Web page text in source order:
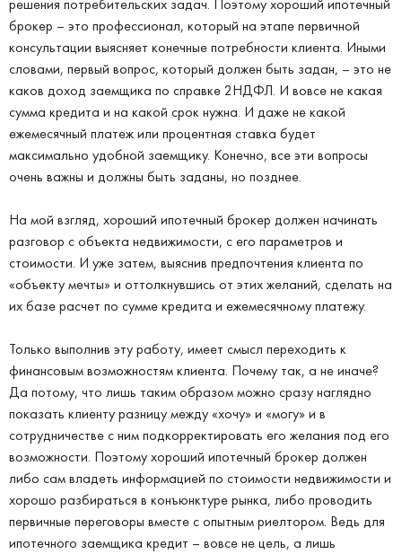
решения потребительских задач. Поэтому хороший ипотечный
брокер – это профессионал, который на этапе первичной
консультации выясняет конечные потребности клиента. Иными
словами, первый вопрос, который должен быть задан, – это не
каков доход заемщика по справке 2НДФЛ. И вовсе не какая
сумма кредита и на какой срок нужна. И даже не какой
ежемесячный платеж или процентная ставка будет
максимально удобной заемщику. Конечно, все эти вопросы
очень важны и должны быть заданы, но позднее.
На мой взгляд, хороший ипотечный брокер должен начинать
разговор с объекта недвижимости, с его параметров и
стоимости. И уже затем, выяснив предпочтения клиента по
«объекту мечты» и оттолкнувшись от этих желаний, сделать на
их базе расчет по сумме кредита и ежемесячному платежу.
Только выполнив эту работу, имеет смысл переходить к
финансовым возможностям клиента. Почему так, а не иначе?
Да потому, что лишь таким образом можно сразу наглядно
показать клиенту разницу между «хочу» и «могу» и в
сотрудничестве с ним подкорректировать его желания под его
возможности. Поэтому хороший ипотечный брокер должен
либо сам владеть информацией по стоимости недвижимости и
хорошо разбираться в конъюнктуре рынка, либо проводить
первичные переговоры вместе с опытным риелтором. Ведь для
ипотечного заемщика кредит – вовсе не цель, а лишь